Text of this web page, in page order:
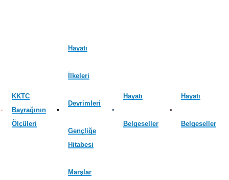
KKTC
Bayrağının
Ölçüleri
Hayatı
İlkeleri
Devrimleri
Gençliğe
Hitabesi
Marşlar
Hayatı
Belgeseller
Hayatı
Belgeseller